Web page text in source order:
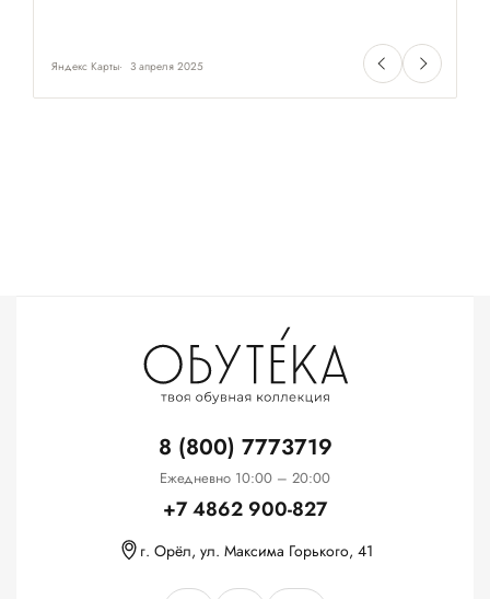
Яндекс Карты 3 апреля 2025
8 (800) 7773719
Ежедневно 10:00 – 20:00
+7 4862 900-827
г. Орёл, ул. Максима Горького, 41